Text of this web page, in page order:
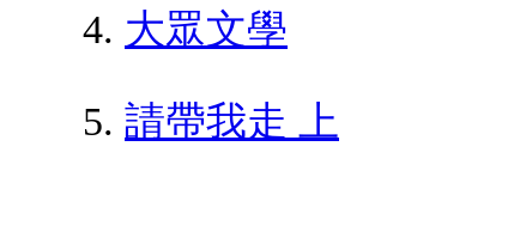
大眾文學
請帶我走 上